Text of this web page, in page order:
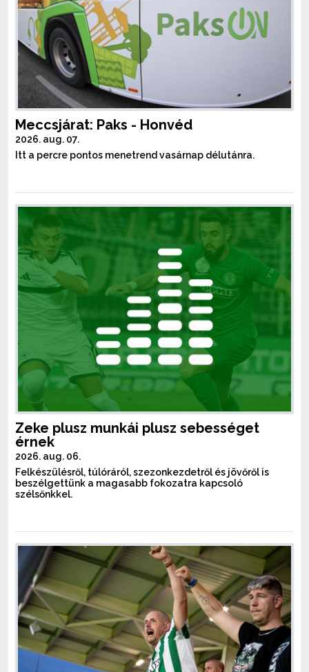
Meccsjárat: Paks - Honvéd
2026. aug. 07.
Itt a percre pontos menetrend vasárnap délutánra.
Zeke plusz munkái plusz sebességet
érnek
2026. aug. 06.
Felkészülésről, túlóráról, szezonkezdetről és jövőről is
beszélgettünk a magasabb fokozatra kapcsoló
szélsőnkkel.